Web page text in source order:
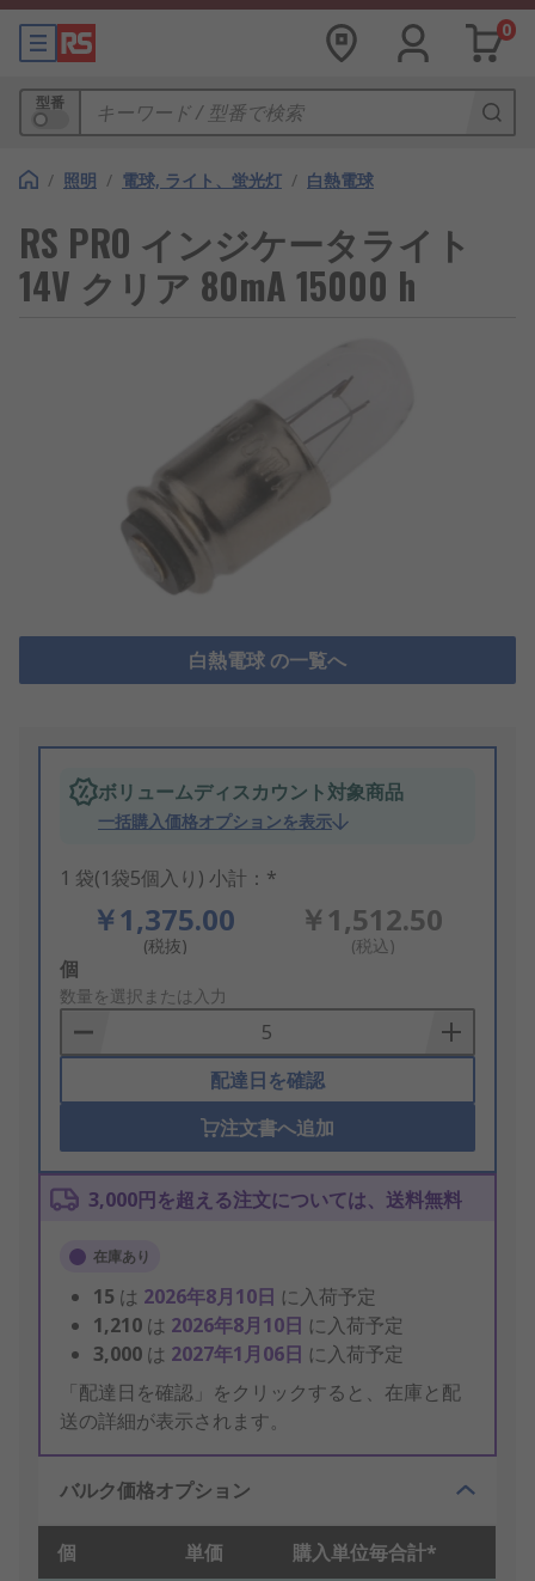
0
型番
/ 照明 / 電球, ライト、蛍光灯 / 白熱電球
RS PRO インジケータライト
14V クリア 80mA 15000 h
白熱電球 の一覧へ
ボリュームディスカウント対象商品
一括購入価格オプションを表示
1 袋(1袋5個入り) 小計：*
￥1,375.00
(税抜)
￥1,512.50
(税込)
Add
to
Basket
個
数量を選択または入力
配達日を確認
注文書へ追加
3,000円を超える注文については、送料無料
在庫あり
15 は 2026年8月10日 に入荷予定
1,210 は 2026年8月10日 に入荷予定
3,000 は 2027年1月06日 に入荷予定
「配達日を確認」をクリックすると、在庫と配
送の詳細が表示されます。
バルク価格オプション
個 単価 購入単位毎合計*